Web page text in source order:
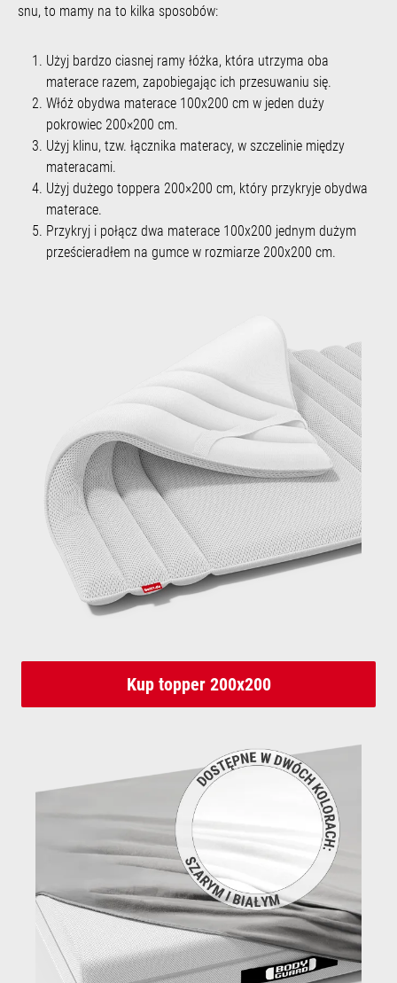
snu, to mamy na to kilka sposobów:
Użyj bardzo ciasnej ramy łóżka, która utrzyma oba
materace razem, zapobiegając ich przesuwaniu się.
Włóż obydwa materace 100x200 cm w jeden duży
pokrowiec 200×200 cm.
Użyj klinu, tzw. łącznika materacy, w szczelinie między
materacami.
Użyj dużego toppera 200×200 cm, który przykryje obydwa
materace.
Przykryj i połącz dwa materace 100x200 jednym dużym
prześcieradłem na gumce w rozmiarze 200x200 cm.
Kup topper 200x200